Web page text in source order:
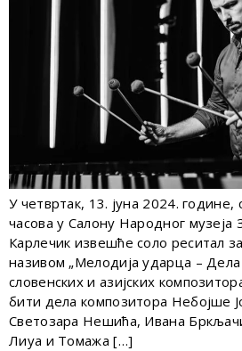
У четвртак, 13. јуна 2024. године,
часова у Салону Народног
Карлечик извешће соло реситал
називом „Мелодија ударца –
словенских и азијских
бити дела композитора Небојше
Светозара Нешића, Ивана
Лиуа и Томажа […]